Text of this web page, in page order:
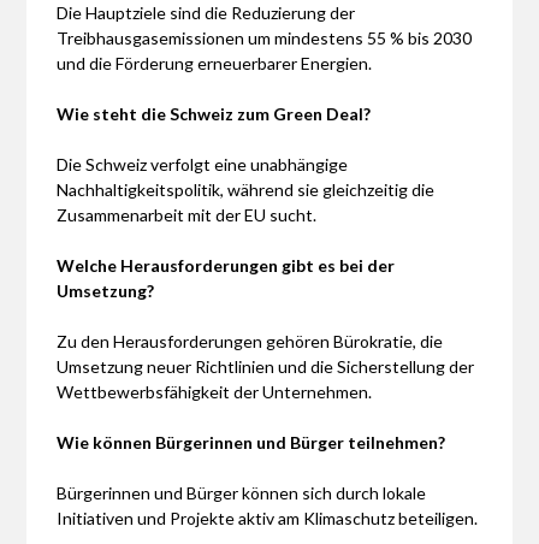
Die Hauptziele sind die Reduzierung der
Treibhausgasemissionen um mindestens 55 % bis 2030
und die Förderung erneuerbarer Energien.
Wie steht die Schweiz zum Green Deal?
Die Schweiz verfolgt eine unabhängige
Nachhaltigkeitspolitik, während sie gleichzeitig die
Zusammenarbeit mit der EU sucht.
Welche Herausforderungen gibt es bei der
Umsetzung?
Zu den Herausforderungen gehören Bürokratie, die
Umsetzung neuer Richtlinien und die Sicherstellung der
Wettbewerbsfähigkeit der Unternehmen.
Wie können Bürgerinnen und Bürger teilnehmen?
Bürgerinnen und Bürger können sich durch lokale
Initiativen und Projekte aktiv am Klimaschutz beteiligen.